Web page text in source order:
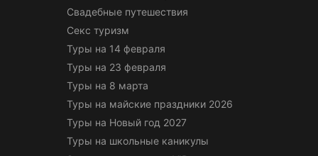
Свадебные путешествия
Секс туризм
Туры на 14 февраля
Туры на 23 февраля
Туры на 8 марта
Туры на майские праздники 2026
Туры на Новый год 2027
Туры на школьные каникулы